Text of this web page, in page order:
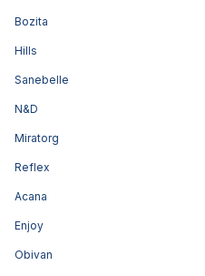
Bozita
Hills
Sanebelle
N&D
Miratorg
Reflex
Acana
Enjoy
Obivan